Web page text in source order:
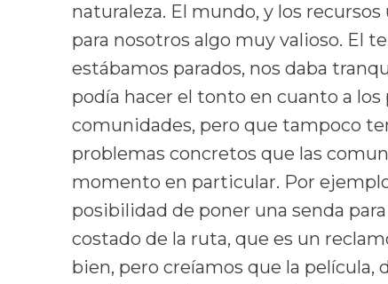
naturaleza. El mundo, y los
para nosotros algo muy valioso. El
estábamos parados, nos daba
podía hacer el tonto en cuanto a
comunidades, pero que tampoco
problemas concretos que las
momento en particular. Por
posibilidad de poner una senda
costado de la ruta, que es un
bien, pero creíamos que la película,